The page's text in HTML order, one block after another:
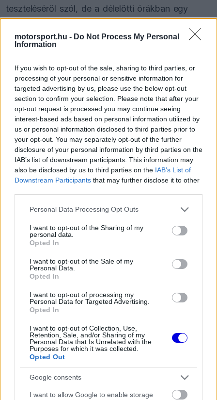
motorsport.hu - Do Not Process My Personal
Information
If you wish to opt-out of the sale, sharing to third parties, or
processing of your personal or sensitive information for
targeted advertising by us, please use the below opt-out
section to confirm your selection. Please note that after your
opt-out request is processed you may continue seeing
interest-based ads based on personal information utilized by
us or personal information disclosed to third parties prior to
your opt-out. You may separately opt-out of the further
disclosure of your personal information by third parties on the
IAB’s list of downstream participants. This information may
also be disclosed by us to third parties on the IAB’s List of
Downstream Participants that may further disclose it to other
Please note that this website/app uses one or more Google
not limited to your visit or usage behaviour. You may click to
grant or deny consent to Google and its third-party tags to
use your data for below specified purposes in below Google
consent section.
Personal Data Processing Opt Outs
I want to opt-out of the Sharing of my
personal data.
Opted In
I want to opt-out of the Sale of my
Personal Data.
Opted In
I want to opt-out of processing my
Personal Data for Targeted Advertising.
Opted In
I want to opt-out of Collection, Use,
Retention, Sale, and/or Sharing of my
Personal Data that Is Unrelated with the
Purposes for which it was collected.
Opted Out
Google consents
I want to allow Google to enable storage
teszteléséről szól, de a délelőtti órákban egy
kellett szakítani a körözést.
A piros zászlót a Haas színeiben autózó Rjó
Hirakava balesete váltotta ki, miután a japán
pilóta a Tecpro falban kötött ki. Az ütközés
következtében a pályát le kellett zárni, amíg a
mentés és a korlát helyreállítása megtörtént.
is
loading.
This
window.
The media could not be loaded, either because
the server or network failed or because the format
a teszten, ugyanakkor nem teljesen ismeretlen a
Forma–1 világában. A Toyota Gazoo Racing
támogatásával már az idény során is lehetőséget
kapott aHaasautójában, négy szabadedzésen is
részt vehetett. Emellett a hosszútávú
világbajnokság kétszeres bajnoka, valamint a
2022-es Le Mans-i 24 órás futam győztese, így